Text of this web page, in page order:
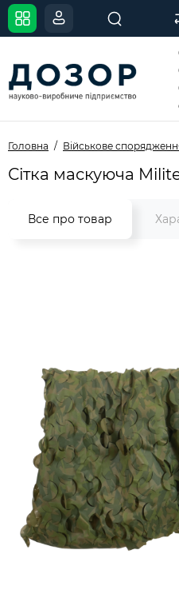
Головна Військове
Сітка маскуюча
Все про товар